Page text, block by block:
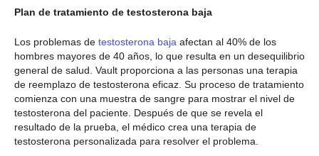
Plan de tratamiento de testosterona baja
Los problemas de testosterona baja afectan al 40% de los
hombres mayores de 40 años, lo que resulta en un desequilibrio
general de salud. Vault proporciona a las personas una terapia
de reemplazo de testosterona eficaz. Su proceso de tratamiento
comienza con una muestra de sangre para mostrar el nivel de
testosterona del paciente. Después de que se revela el
resultado de la prueba, el médico crea una terapia de
testosterona personalizada para resolver el problema.